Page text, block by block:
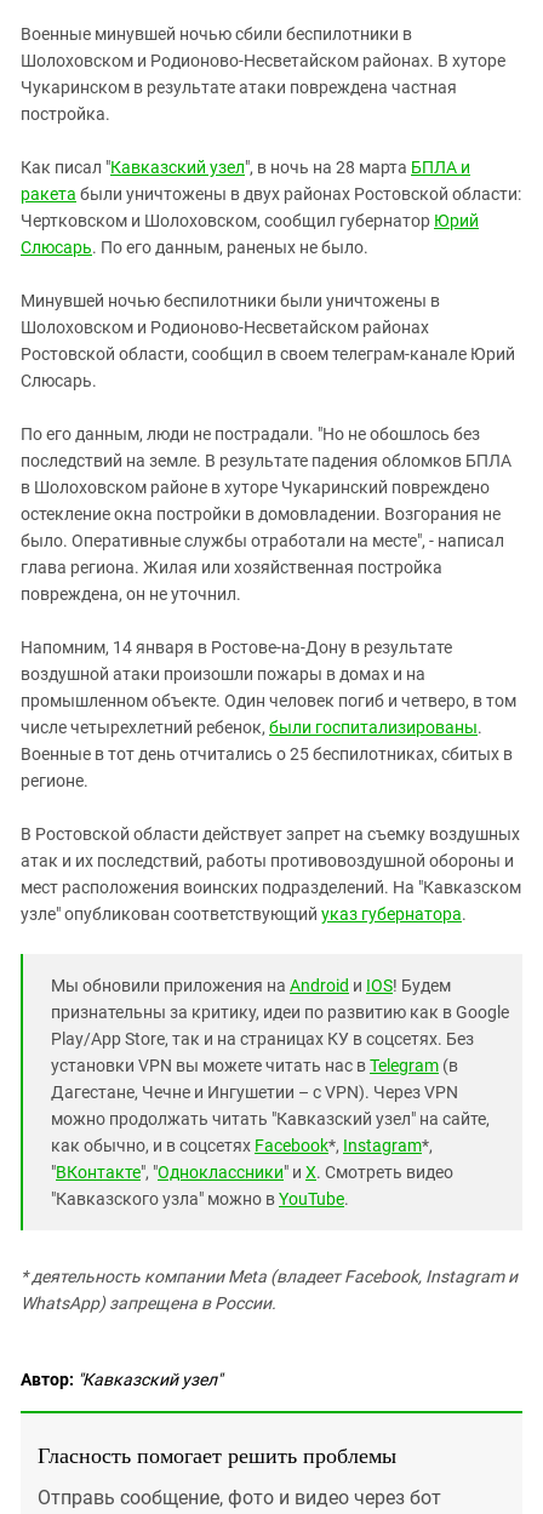
КАВКАЗ ЗА ПАЛЕСТИНУ
ИНАКОМЫСЛИЕ В ЧЕЧНЕ
ПРЕСЛЕДОВАНИЕ АКТИВИСТОВ
Ингушетия
Кабардино-Балкария
Карачаево-Черкесия
Краснодарский край
Нагорный Карабах
Ростовская область
Северная Осетия - Алания
СКФО
Ставропольский край
Чечня
Южная Осетия
Южный Кавказ
Военные минувшей ночью сбили беспилотники в
Шолоховском и Родионово-Несветайском районах. В хуторе
Чукаринском в результате атаки повреждена частная
постройка.
Как писал "Кавказский узел", в ночь на 28 марта БПЛА и
ракета были уничтожены в двух районах Ростовской области:
Чертковском и Шолоховском, сообщил губернатор Юрий
Слюсарь. По его данным, раненых не было.
Минувшей ночью беспилотники были уничтожены в
Шолоховском и Родионово-Несветайском районах
Ростовской области, сообщил в своем телеграм-канале Юрий
Слюсарь.
По его данным, люди не пострадали. "Но не обошлось без
последствий на земле. В результате падения обломков БПЛА
в Шолоховском районе в хуторе Чукаринский повреждено
остекление окна постройки в домовладении. Возгорания не
было. Оперативные службы отработали на месте", - написал
глава региона. Жилая или хозяйственная постройка
повреждена, он не уточнил.
Напомним, 14 января в Ростове-на-Дону в результате
воздушной атаки произошли пожары в домах и на
промышленном объекте. Один человек погиб и четверо, в том
числе четырехлетний ребенок, были госпитализированы.
Военные в тот день отчитались о 25 беспилотниках, сбитых в
регионе.
В Ростовской области действует запрет на съемку воздушных
атак и их последствий, работы противовоздушной обороны и
мест расположения воинских подразделений. На "Кавказском
узле" опубликован соответствующий указ губернатора.
Мы обновили приложения на Android и IOS! Будем
признательны за критику, идеи по развитию как в Google
Play/App Store, так и на страницах КУ в соцсетях. Без
установки VPN вы можете читать нас вTelegram (в
Дагестане, Чечне и Ингушетии – с VPN). Через VPN
можно продолжать читать "Кавказский узел" на сайте,
как обычно, и в соцсетях Facebook*, Instagram*,
"ВКонтакте", "Одноклассники" и X. Смотреть видео
"Кавказского узла" можно вYouTube.
* деятельность компании Meta (владеет Facebook, Instagram и
WhatsApp) запрещена в России.
Автор: "Кавказский узел"
Гласность помогает решить проблемы
Отправь сообщение, фото и видео через бот